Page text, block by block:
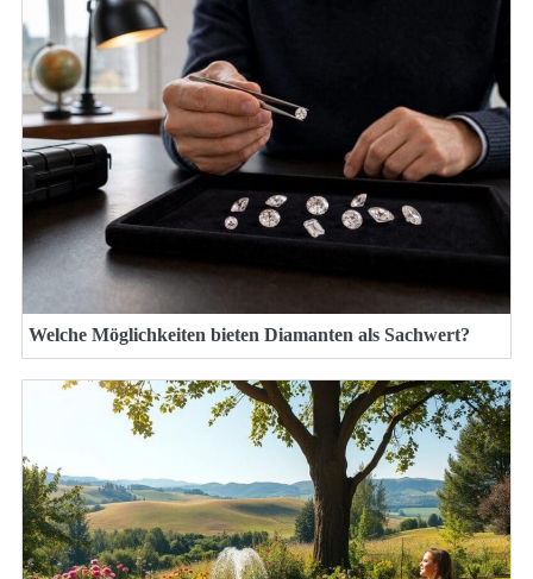
Welche Möglichkeiten bieten Diamanten als Sachwert?